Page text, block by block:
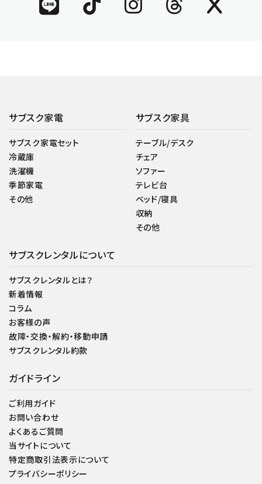
サブスク家電
サブスク家電セット
冷蔵庫
洗濯機
季節家電
その他
サブスク家具
テーブル/デスク
チェア
ソファー
テレビ台
ベッド/寝具
収納
その他
サブスクレンタルについて
サブスクレンタルとは？
新着情報
コラム
お客様の声
故障・交換・解約・移動申請
サブスクレンタル約款
ガイドライン
ご利用ガイド
お問い合わせ
よくあるご質問
当サイトについて
特定商取引法表示について
プライバシーポリシー